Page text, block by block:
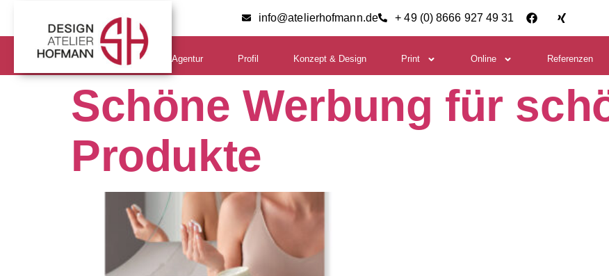
info@atelierhofmann.de + 49 (0) 8666 927 49 31
Agentur Profil Konzept & Design Print Online Referenzen
Schöne Werbung für
Produkte